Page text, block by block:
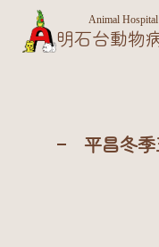
Animal Hospital
明石台動物
平昌冬